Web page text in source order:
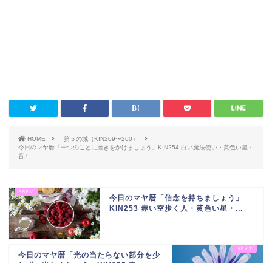
HOME
第５の城（KIN209〜260）
今日のマヤ暦「一つのことに磨きをかけましょう」KIN254 白い魔法使い・黄色い星・
音7
今日のマヤ暦「信念を持ちましょう」
KIN253 赤い空歩く人・黄色い星・...
今日のマヤ暦「光の当たらない部分を少